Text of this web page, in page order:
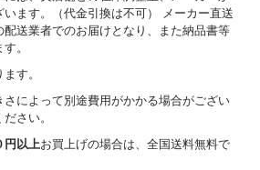
います。（代金引換は不可） メーカー直送
送業者でのお届けとなり、また納品書等
。
す。
によって別途費用がかかる場合がござい
さい。
円以上お買上げの場合は、全国送料無料で